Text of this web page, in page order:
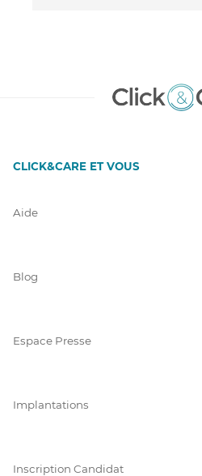
CLICK&CARE ET VOUS
Aide
Blog
Espace Presse
Implantations
Inscription Candidat